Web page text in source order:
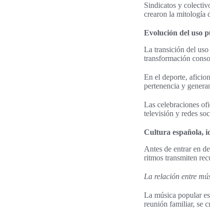
Sindicatos y
crearon la mitología
Evolución del uso
La transición del
transformación
En el deporte,
pertenencia y
Las celebraciones
televisión y redes
Cultura española,
Antes de entrar en
ritmos transmiten
La relación entre
La música popular
reunión familiar, se